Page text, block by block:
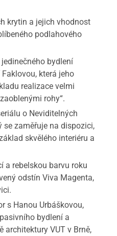
a jejich vhodnost
podlahového
bydlení
která jeho
realizace velmi
rohy“.
o Neviditelných
se zaměřuje na dispozici,
skvělého interiéru a
rebelskou barvu roku
odstín Viva Magenta,
Hanou Urbáškovou,
bydlení a
architektury VUT v Brně,